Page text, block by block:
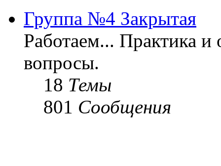
Группа №4 Закрытая
Работаем... Практика и
вопросы.
18 Темы
801 Сообщения